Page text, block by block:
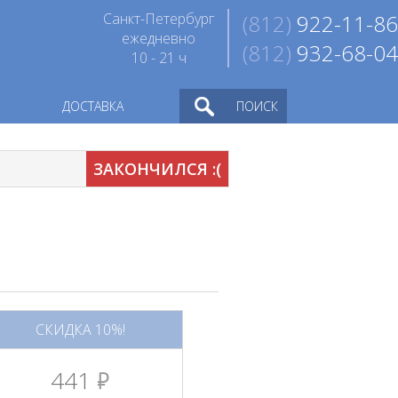
(812) 922-11-86
(812) 932-68-04
Санкт-Петербург
ежедневно
10 - 21 ч
ДОСТАВКА ПОИСК
ЗАКОНЧИЛСЯ :(
СКИДКА 10%!
441 руб.